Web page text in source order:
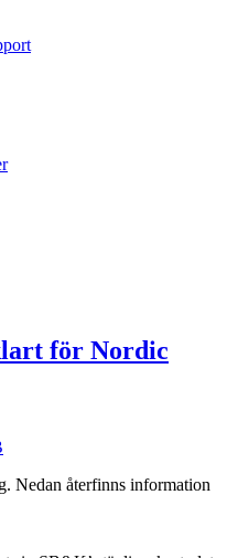
för Nordic
Nedan återfinns information